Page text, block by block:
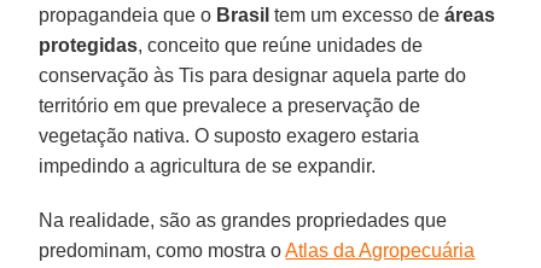
propagandeia que o Brasil tem um excesso deáreas
protegidas, conceito que reúne unidades de
conservação às Tis para designar aquela parte do
território em que prevalece a preservação de
vegetação nativa. O suposto exagero estaria
impedindo a agricultura de se expandir.
Na realidade, são as grandes propriedades que
predominam, como mostra oAtlas da Agropecuária